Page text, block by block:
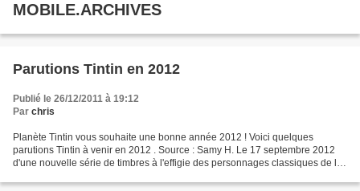
MOBILE.ARCHIVES
Parutions Tintin en 2012
Publié le 26/12/2011 à 19:12
Par chris
Planète Tintin vous souhaite une bonne année 2012 ! Voici quelques
parutions Tintin à venir en 2012 . Source : Samy H. Le 17 septembre 2012
d'une nouvelle série de timbres à l'effigie des personnages classiques de la